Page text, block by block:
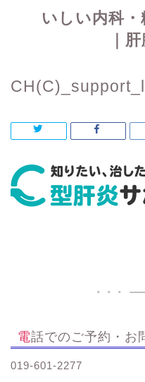
いしい内科
｜
電話でのご予約・
019-601-2277